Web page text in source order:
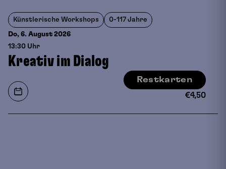
Künstlerische Workshops 0-117 Jahre
Do, 6. August 2026
13:30 Uhr
Kreativ im Dialog
Restkarten
€4,50